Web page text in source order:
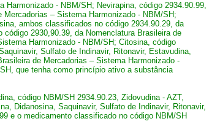
Harmonizado - NBM/SH; Nevirapina, código 2934.90.99,
– Sistema Harmonizado - NBM/SH;
ambos classificados no código 2934.90.29, da
2930,90.39, da Nomenclatura Brasileira de
Harmonizado - NBM/SH; Citosina, código
Sulfato de Indinavir, Ritonavir, Estavudina,
de Mercadorias – Sistema Harmonizado -
que tenha como princípio ativo a substância
código NBM/SH 2934.90.23, Zidovudina - AZT,
Didanosina, Saquinavir, Sulfato de Indinavir, Ritonavir,
e o medicamento classificado no código NBM/SH